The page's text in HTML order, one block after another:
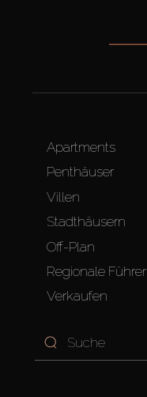
Apartments
Penthäuser
Villen
Stadthäusern
Off-Plan
Regionale Führer
Verkaufen